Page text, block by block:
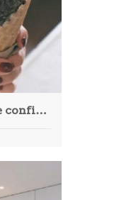
Les marrons glacés : une confiserie traditionnelle et raffinée